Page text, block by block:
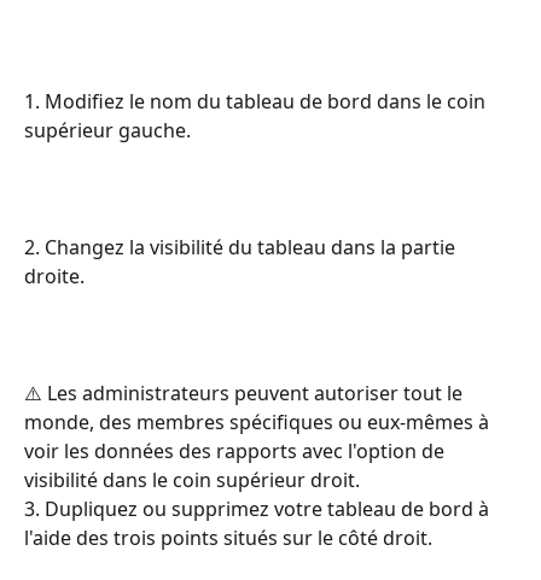
1. Modifiez le nom du tableau de bord dans le coin
supérieur gauche.
2. Changez la visibilité du tableau dans la partie
droite.
⚠️ Les administrateurs peuvent autoriser tout le
monde, des membres spécifiques ou eux-mêmes à
voir les données des rapports avec l'option de
visibilité dans le coin supérieur droit.
3. Dupliquez ou supprimez votre tableau de bord à
l'aide des trois points situés sur le côté droit.